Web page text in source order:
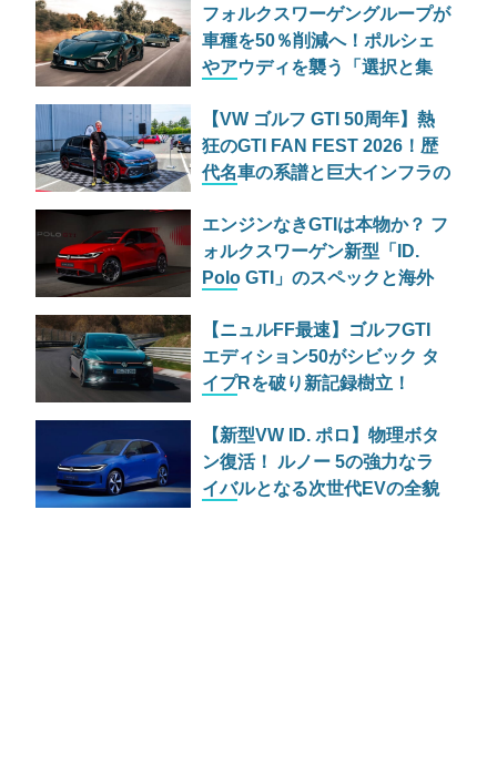
るか？
フォルクスワーゲングループが
車種を50％削減へ！ポルシェ
やアウディを襲う「選択と集
【VW ゴルフ GTI 50周年】熱
狂のGTI FAN FEST 2026！歴
代名車の系譜と巨大インフラの
エンジンなきGTIは本物か？ フ
ォルクスワーゲン新型「ID.
Polo GTI」のスペックと海外
【ニュルFF最速】ゴルフGTI
エディション50がシビック タ
イプRを破り新記録樹立！
【新型VW ID. ポロ】物理ボタ
ン復活！ ルノー 5の強力なラ
イバルとなる次世代EVの全貌